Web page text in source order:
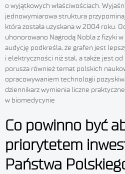
o wyjątkowych właściwościach.
jednowymiarowa struktura
która została uzyskana w 2004 roku.
uhonorowano Nagrodą Nobla z fizyki
audycję podkreśla, że grafen jest
i elektryczności niż stal, a także jest
porusza również temat polskich
opracowywaniem technologii
dziennikarz wymienia liczne
w biomedycynie
Co powinno być
priorytetem
Państwa